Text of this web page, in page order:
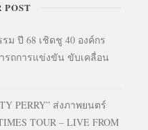
POST
ม ปี 68 เชิดชู 40 องค์กร
ถการแข่งขัน ขับเคลื่อน
PERRY” ส่งภาพยนตร์
TOUR – LIVE FROM